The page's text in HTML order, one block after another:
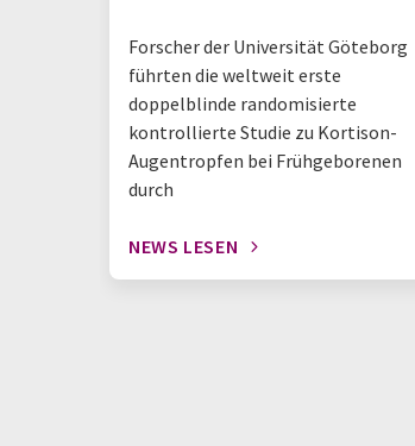
Forscher der Universität Göteborg
führten die weltweit erste
doppelblinde randomisierte
kontrollierte Studie zu Kortison-
Augentropfen bei Frühgeborenen
durch
NEWS LESEN